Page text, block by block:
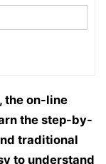
the on-line
the step-by-
traditional
to understand